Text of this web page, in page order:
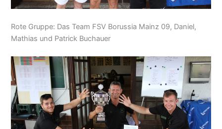
Rote Gruppe: Das Team FSV Borussia Mainz 09, Daniel,
Mathias und Patrick Buchauer